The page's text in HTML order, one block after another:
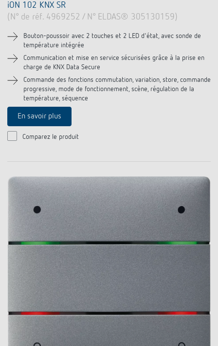
iON 102 KNX SR
(N° de réf. 4969252 / N° ELDAS® 305130159)
Bouton-poussoir avec 2 touches et 2 LED d'état, avec sonde de
température intégrée
Communication et mise en service sécurisées grâce à la prise en
charge de KNX Data Secure
Commande des fonctions commutation, variation, store, commande
progressive, mode de fonctionnement, scène, régulation de la
température, séquence
En savoir plus
Comparez le produit